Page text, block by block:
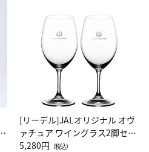
[リーデル]JALオリジナル オヴ
ァチュア ワイングラス2脚セッ
ト（レッドワイン）
5,280円 （税込）